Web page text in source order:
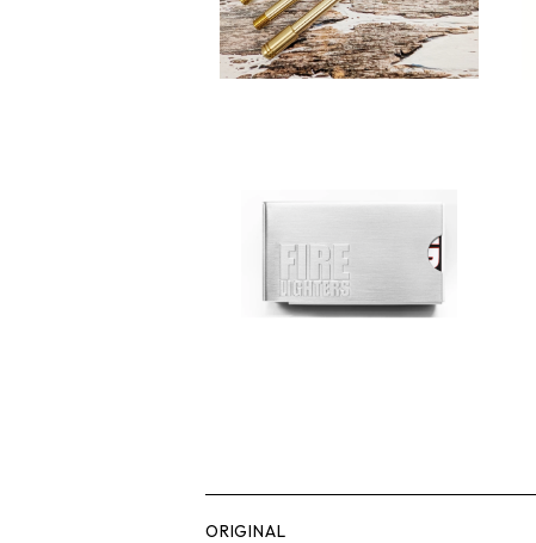
ファイヤーライターズ・スリー
ブケース クロム
¥2,750
SOLD OUT
ORIGINAL